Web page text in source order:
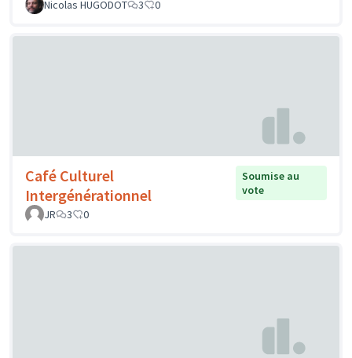
Nicolas HUGODOT 3 0
Café Culturel
Intergénérationnel
Soumise au
vote
JR
3 0